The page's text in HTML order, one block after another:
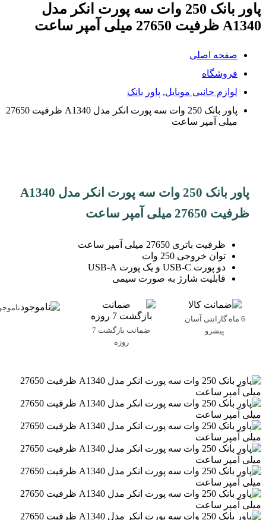
پاور بانک 250 وات سه پورت انکر مدل
A1340 ظرفیت 27650 میلی آمپر ساعت
صفحه اصلی
فروشگاه
لوازم جانبی موبایل, پاور بانک
پاور بانک 250 وات سه پورت انکر مدل A1340 ظرفیت 27650
میلی آمپر ساعت
پاور بانک 250 وات سه پورت انکر مدل A1340
ظرفیت 27650 میلی آمپر ساعت
ظرفیت باتری 27650 میلی آمپر ساعت
توان خروجی 250 وات
دو پورت USB-C و یک پورت USB-A
قابلیت شارژ به صورت سیمی
6 ماه گارانتی آسان
پیشرو
ضمانت بازگشت 7
روزه